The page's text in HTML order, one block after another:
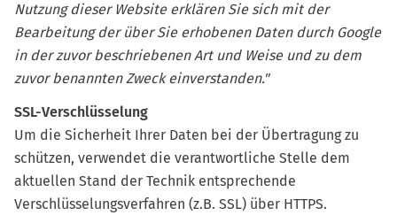
Nutzung dieser Website erklären Sie sich mit der
Bearbeitung der über Sie erhobenen Daten durch Google
in der zuvor beschriebenen Art und Weise und zu dem
zuvor benannten Zweck einverstanden."
SSL-Verschlüsselung
Um die Sicherheit Ihrer Daten bei der Übertragung zu
schützen, verwendet die verantwortliche Stelle dem
aktuellen Stand der Technik entsprechende
Verschlüsselungsverfahren (z.B. SSL) über HTTPS.